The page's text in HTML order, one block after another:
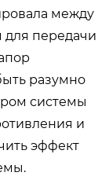
между
передачи
разумно
системы
и
эффект